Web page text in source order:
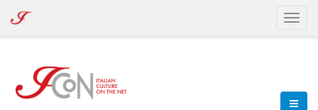
ICoN
On
the
Net